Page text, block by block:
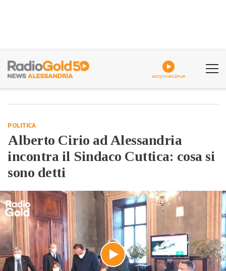
ASCOLTA GOLDPLAY
POLITICA
Alberto Cirio ad Alessandria
incontra il Sindaco Cuttica: cosa si
sono detti